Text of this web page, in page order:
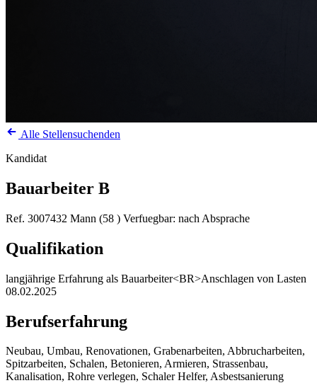
Alle Stellensuchenden
Kandidat
Bauarbeiter B
Ref. 3007432 Mann (58 ) Verfuegbar: nach Absprache
Qualifikation
langjährige Erfahrung als Bauarbeiter<BR>Anschlagen von Lasten
08.02.2025
Berufserfahrung
Neubau, Umbau, Renovationen, Grabenarbeiten, Abbrucharbeiten,
Spitzarbeiten, Schalen, Betonieren, Armieren, Strassenbau,
Kanalisation, Rohre verlegen, Schaler Helfer, Asbestsanierung